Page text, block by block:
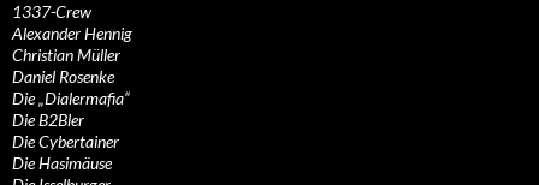
1337-Crew
Alexander Hennig
Christian Müller
Daniel Rosenke
Die „Dialermafia“
Die B2Bler
Die Cybertainer
Die Hasimäuse